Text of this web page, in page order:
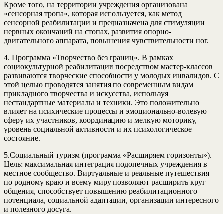
Кроме того, на территории учреждения организована
«сенсорная тропа», которая используется, как метод
сенсорной реабилитации и предназначена для стимуляции
нервных окончаний на стопах, развития опорно-
двигательного аппарата, повышения чувствительности ног.
4. Программа «Творчество без границ». В рамках
социокультурной реабилитации посредством мастер-классов
развиваются творческие способности у молодых инвалидов. С
этой целью проводятся занятия по современным видам
прикладного творчества и искусства, используя
нестандартные материалы и техники. Это положительно
влияет на психические процессы и эмоционально-волевую
сферу их участников, координацию и мелкую моторику,
уровень социальной активности и их психологическое
состояние.
5.Социальный туризм (программа «Расширяем горизонты»).
Цель: максимальная интеграция подопечных учреждения в
местное сообщество. Виртуальные и реальные путешествия
по родному краю и всему миру позволяют расширить круг
общения, способствует повышению реабилитационного
потенциала, социальной адаптации, организации интересного
и полезного досуга.